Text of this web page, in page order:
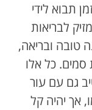
תבוא לידי
לבריאות
טובה ובריאה,
סמים. כל אלו
גם עם עור
אך יהיה קל